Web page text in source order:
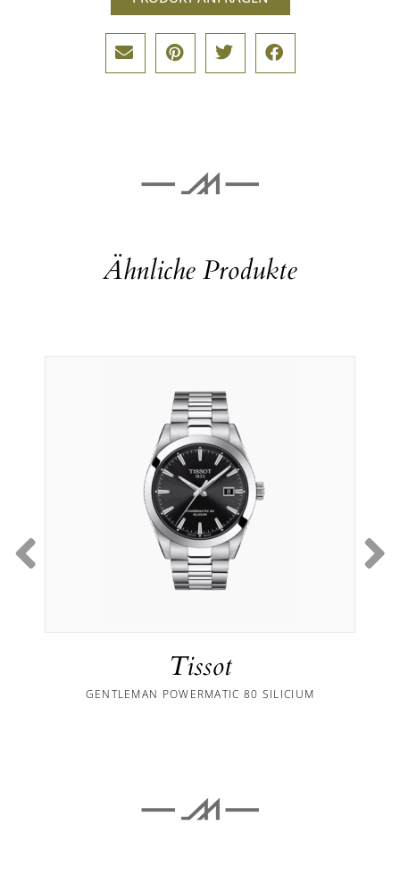
Ähnliche Produkte
Tissot
GENTLEMAN POWERMATIC 80 SILICIUM